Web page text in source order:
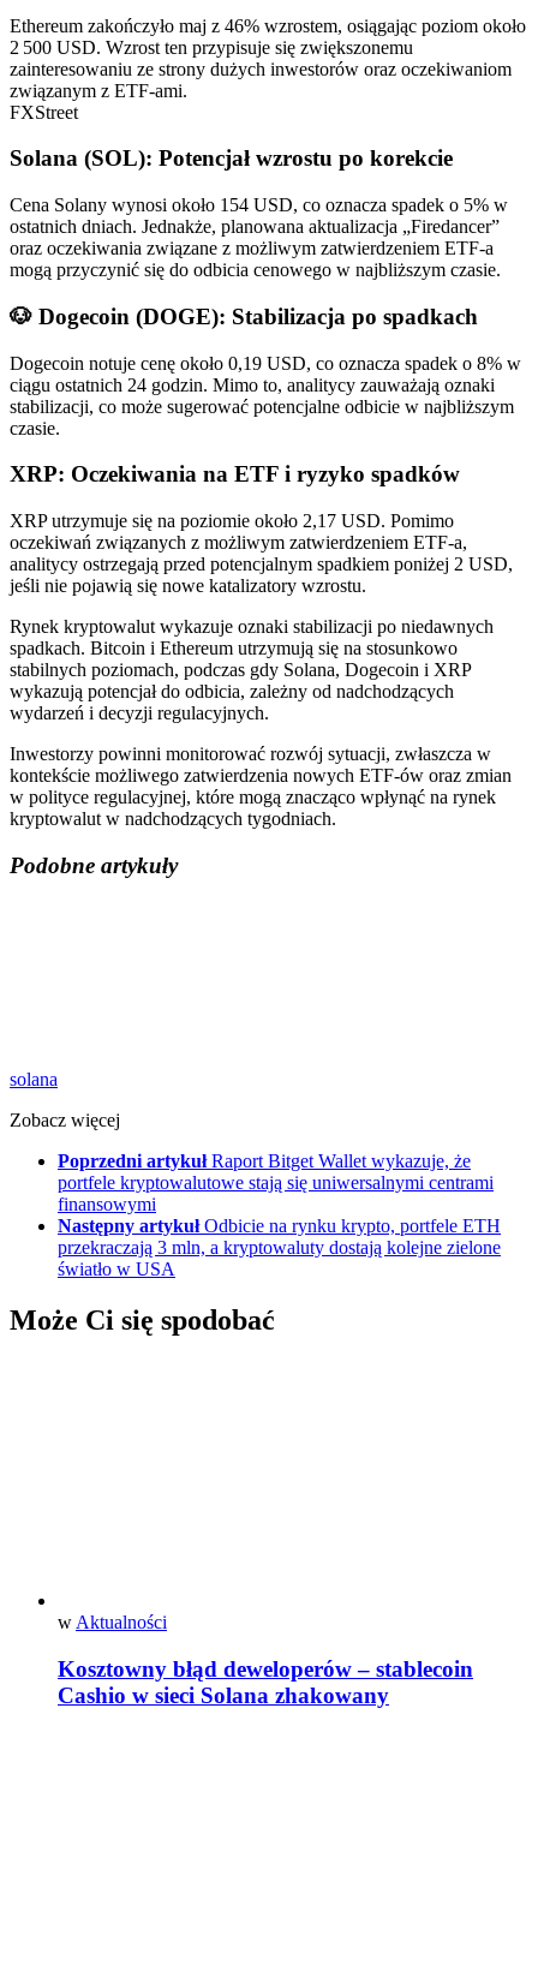
Ethereum zakończyło maj z 46% wzrostem, osiągając poziom około
2 500 USD. Wzrost ten przypisuje się zwiększonemu
zainteresowaniu ze strony dużych inwestorów oraz oczekiwaniom
związanym z ETF-ami.
FXStreet
Solana (SOL): Potencjał wzrostu po korekcie
Cena Solany wynosi około 154 USD, co oznacza spadek o 5% w
ostatnich dniach. Jednakże, planowana aktualizacja „Firedancer”
oraz oczekiwania związane z możliwym zatwierdzeniem ETF-a
mogą przyczynić się do odbicia cenowego w najbliższym czasie.
🐶 Dogecoin (DOGE): Stabilizacja po spadkach
Dogecoin notuje cenę około 0,19 USD, co oznacza spadek o 8% w
ciągu ostatnich 24 godzin. Mimo to, analitycy zauważają oznaki
stabilizacji, co może sugerować potencjalne odbicie w najbliższym
czasie.
XRP: Oczekiwania na ETF i ryzyko spadków
XRP utrzymuje się na poziomie około 2,17 USD. Pomimo
oczekiwań związanych z możliwym zatwierdzeniem ETF-a,
analitycy ostrzegają przed potencjalnym spadkiem poniżej 2 USD,
jeśli nie pojawią się nowe katalizatory wzrostu.
Rynek kryptowalut wykazuje oznaki stabilizacji po niedawnych
spadkach. Bitcoin i Ethereum utrzymują się na stosunkowo
stabilnych poziomach, podczas gdy Solana, Dogecoin i XRP
wykazują potencjał do odbicia, zależny od nadchodzących
wydarzeń i decyzji regulacyjnych.
Inwestorzy powinni monitorować rozwój sytuacji, zwłaszcza w
kontekście możliwego zatwierdzenia nowych ETF-ów oraz zmian
w polityce regulacyjnej, które mogą znacząco wpłynąć na rynek
kryptowalut w nadchodzących tygodniach.
Podobne artykuły
solana
Zobacz więcej
Poprzedni artykuł Raport Bitget Wallet wykazuje, że
portfele kryptowalutowe stają się uniwersalnymi centrami
finansowymi
Następny artykuł Odbicie na rynku krypto, portfele ETH
przekraczają 3 mln, a kryptowaluty dostają kolejne zielone
światło w USA
Może Ci się spodobać
w Aktualności
Kosztowny błąd deweloperów – stablecoin
Cashio w sieci Solana zhakowany